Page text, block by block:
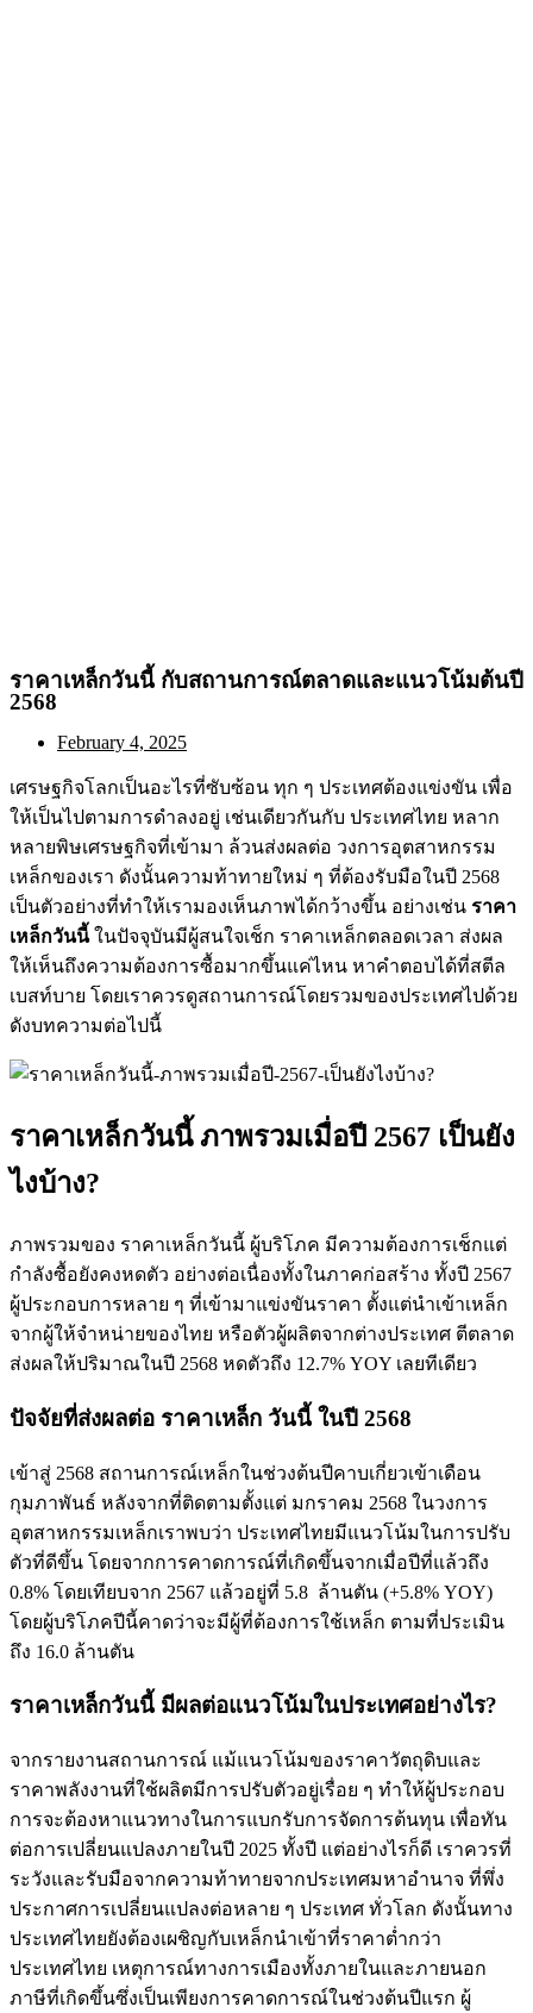
ราคาเหล็กวันนี้ กับสถานการณ์ตลาดและแนวโน้มต้นปี
2568
February 4, 2025
เศรษฐกิจโลกเป็นอะไรที่ซับซ้อน ทุก ๆ ประเทศต้องแข่งขัน เพื่อ
ให้เป็นไปตามการดำลงอยู่ เช่นเดียวกันกับ ประเทศไทย หลาก
หลายพิษเศรษฐกิจที่เข้ามา ล้วนส่งผลต่อ วงการอุตสาหกรรม
เหล็กของเรา ดังนั้นความท้าทายใหม่ ๆ ที่ต้องรับมือในปี 2568
เป็นตัวอย่างที่ทำให้เรามองเห็นภาพได้กว้างขึ้น อย่างเช่น ราคา
เหล็กวันนี้ในปัจจุบันมีผู้สนใจเช็ก ราคาเหล็กตลอดเวลา ส่งผล
ให้เห็นถึงความต้องการซื้อมากขึ้นแค่ไหน หาคำตอบได้ที่สตีล
เบสท์บาย โดยเราควรดูสถานการณ์โดยรวมของประเทศไปด้วย
ดังบทความต่อไปนี้
ราคาเหล็กวันนี้ ภาพรวมเมื่อปี 2567 เป็นยัง
ไงบ้าง?
ภาพรวมของ ราคาเหล็กวันนี้ ผู้บริโภค มีความต้องการเช็กแต่
กำลังซื้อยังคงหดตัว อย่างต่อเนื่องทั้งในภาคก่อสร้าง ทั้งปี 2567
ผู้ประกอบการหลาย ๆ ที่เข้ามาแข่งขันราคา ตั้งแต่นำเข้าเหล็ก
จากผู้ให้จำหน่ายของไทย หรือตัวผู้ผลิตจากต่างประเทศ ตีตลาด
ส่งผลให้ปริมาณในปี 2568 หดตัวถึง 12.7% YOY เลยทีเดียว
ปัจจัยที่ส่งผลต่อ ราคาเหล็ก วันนี้ ในปี 2568
เข้าสู่ 2568 สถานการณ์เหล็กในช่วงต้นปีคาบเกี่ยวเข้าเดือน
กุมภาพันธ์ หลังจากที่ติดตามตั้งแต่ มกราคม 2568 ในวงการ
อุตสาหกรรมเหล็กเราพบว่า ประเทศไทยมีแนวโน้มในการปรับ
ตัวที่ดีขึ้น โดยจากการคาดการณ์ที่เกิดขึ้นจากเมื่อปีที่แล้วถึง
0.8% โดยเทียบจาก 2567 แล้วอยู่ที่ 5.8 ล้านตัน (+5.8% YOY)
โดยผู้บริโภคปีนี้คาดว่าจะมีผู้ที่ต้องการใช้เหล็ก ตามที่ประเมิน
ถึง 16.0 ล้านตัน
ราคาเหล็กวันนี้ มีผลต่อแนวโน้มในประเทศอย่างไร?
จากรายงานสถานการณ์ แม้แนวโน้มของราคาวัตถุดิบและ
ราคาพลังงานที่ใช้ผลิตมีการปรับตัวอยู่เรื่อย ๆ ทำให้ผู้ประกอบ
การจะต้องหาแนวทางในการแบกรับการจัดการต้นทุน เพื่อทัน
ต่อการเปลี่ยนแปลงภายในปี 2025 ทั้งปี แต่อย่างไรก็ดี เราควรที่
ระวังและรับมือจากความท้าทายจากประเทศมหาอำนาจ ที่พึ่ง
ประกาศการเปลี่ยนแปลงต่อหลาย ๆ ประเทศ ทั่วโลก ดังนั้นทาง
ประเทศไทยยังต้องเผชิญกับเหล็กนำเข้าที่ราคาต่ำกว่า
ประเทศไทย เหตุการณ์ทางการเมืองทั้งภายในและภายนอก
ภาษีที่เกิดขึ้นซึ่งเป็นเพียงการคาดการณ์ในช่วงต้นปีแรก ผู้